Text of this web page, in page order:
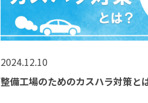
2024.12.10
整備工場のためのカスハラ対策と